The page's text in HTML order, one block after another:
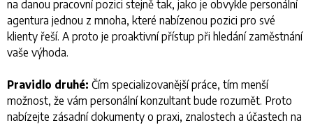
na danou pracovní pozici stejně tak, jako je obvykle personální
agentura jednou z mnoha, které nabízenou pozici pro své
klienty řeší. A proto je proaktivní přístup při hledání zaměstnání
vaše výhoda.
Pravidlo druhé: Čím specializovanější práce, tím menší
možnost, že vám personální konzultant bude rozumět. Proto
nabízejte zásadní dokumenty o praxi, znalostech a účastech na